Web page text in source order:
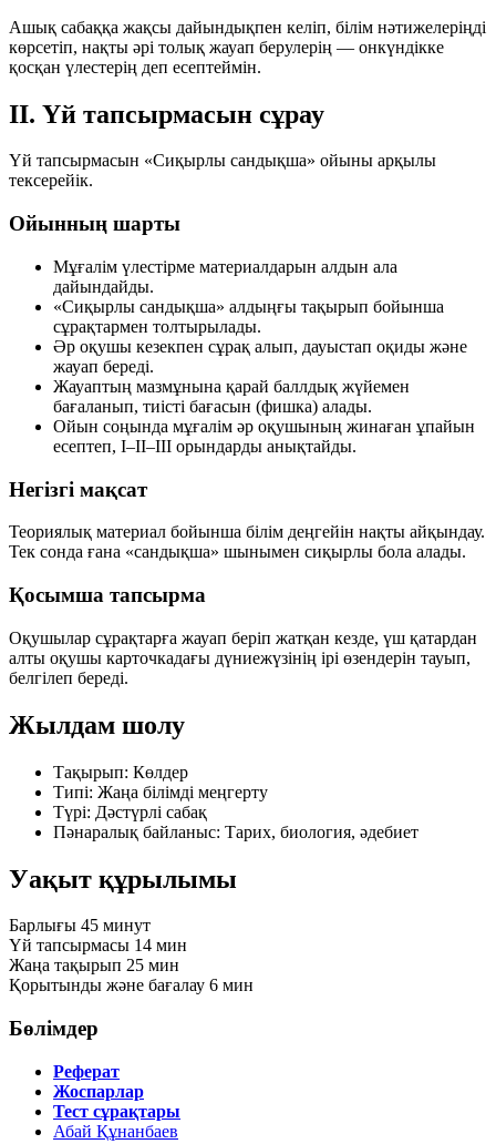
Ашық сабаққа жақсы дайындықпен келіп, білім нәтижелеріңді
көрсетіп, нақты әрі толық жауап берулерің — онкүндікке
қосқан үлестерің деп есептеймін.
II. Үй тапсырмасын сұрау
Үй тапсырмасын «Сиқырлы сандықша» ойыны арқылы
тексерейік.
Ойынның шарты
Мұғалім үлестірме материалдарын алдын ала
дайындайды.
«Сиқырлы сандықша» алдыңғы тақырып бойынша
сұрақтармен толтырылады.
Әр оқушы кезекпен сұрақ алып, дауыстап оқиды және
жауап береді.
Жауаптың мазмұнына қарай баллдық жүйемен
бағаланып, тиісті бағасын (фишка) алады.
Ойын соңында мұғалім әр оқушының жинаған ұпайын
есептеп, I–II–III орындарды анықтайды.
Негізгі мақсат
Теориялық материал бойынша білім деңгейін нақты айқындау.
Тек сонда ғана «сандықша» шынымен сиқырлы бола алады.
Қосымша тапсырма
Оқушылар сұрақтарға жауап беріп жатқан кезде, үш қатардан
алты оқушы карточкадағы дүниежүзінің ірі өзендерін тауып,
белгілеп береді.
Жылдам шолу
Тақырып: Көлдер
Типі: Жаңа білімді меңгерту
Түрі: Дәстүрлі сабақ
Пәнаралық байланыс: Тарих, биология, әдебиет
Уақыт құрылымы
Барлығы 45 минут
Үй тапсырмасы 14 мин
Жаңа тақырып 25 мин
Қорытынды және бағалау 6 мин
Бөлімдер
Реферат
Жоспарлар
Тест сұрақтары
Абай Құнанбаев